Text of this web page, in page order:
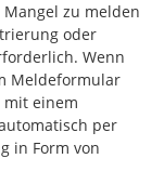
zu melden
oder
Wenn
Meldeformular
mit einem
per
in Form von